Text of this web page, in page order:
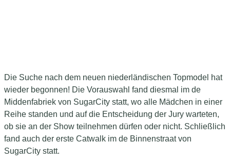
Die Suche nach dem neuen niederländischen Topmodel hat
wieder begonnen! Die Vorauswahl fand diesmal im de
Middenfabriek von SugarCity statt, wo alle Mädchen in einer
Reihe standen und auf die Entscheidung der Jury warteten,
ob sie an der Show teilnehmen dürfen oder nicht. Schließlich
fand auch der erste Catwalk im de Binnenstraat von
SugarCity statt.